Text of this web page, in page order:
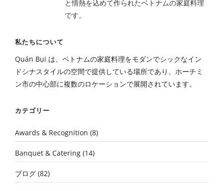
と情熱を込めて作られたベトナムの家庭料理
です。
私たちについて
Quán Bụi は、ベトナムの家庭料理をモダンでシックなイン
ドシナスタイルの空間で提供している場所であり、ホーチミ
ン市の中心部に複数のロケーションで展開されています。
カテゴリー
Awards & Recognition (8)
Banquet & Catering (14)
ブログ (82)